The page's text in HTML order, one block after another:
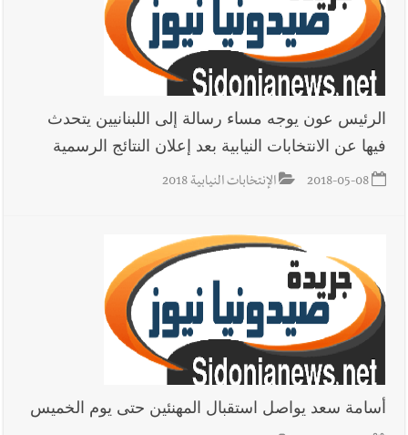
أخبار صيدا عمر مرجان يتصل برئيس النادي الرياضي مهنئا بإحراز
أخبار صيدا مؤسسة مياه لبنان الجنوبي : انخفاض التغذية بالمياه
في صيدا نتيجة الانقطاع المتكرر لخط الخدمات الكهربائي
أخبار لبنان
مسيّرة أسرائيلية القت قنبلة صوتية باتجاه جرافة للجيش
اللبناني خلال عملها في المنصوري ومعلومات أولية عن اصابة أحد
العسكريين
أخبار لبنان بسام طليس : نرفض فرض ضريبة جديدة على
المحروقات تحت شعار حماية البيئة والأولوية اليوم للتخفيف من
معاناة المواطنين
الرئيس عون يوجه مساء رسالة إلى اللبنانيين يتحدث
فيها عن الانتخابات النيابية بعد إعلان النتائج الرسمية
2018-05-08 الإنتخابات النيابية 2018
أسامة سعد يواصل استقبال المهنئين حتى يوم الخميس